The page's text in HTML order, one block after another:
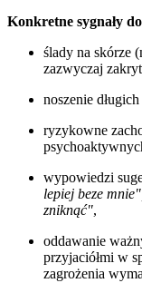
Konkretne sygnały
ślady na skórze
zazwyczaj
noszenie
ryzykowne
wypowiedzi
lepiej beze
zniknąć",
oddawanie
przyjaciółmi w
zagrożenia